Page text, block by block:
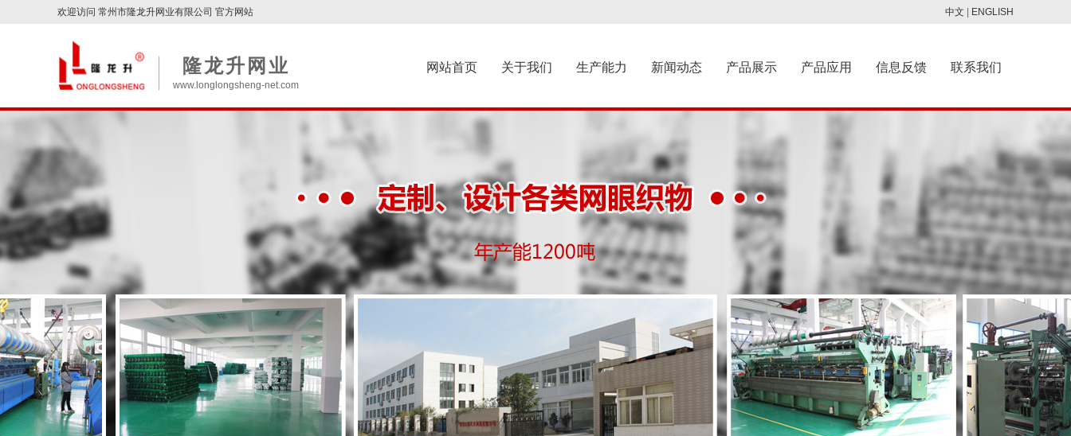
欢迎访问 常州市隆龙升网业有限公司 官方网站 中文 ENGLISH
隆龙升网业
www.longlongsheng-net.com
网站首页 关于我们 生产能力 新闻动态 产品展示 产品应用 信息反馈 联系我们